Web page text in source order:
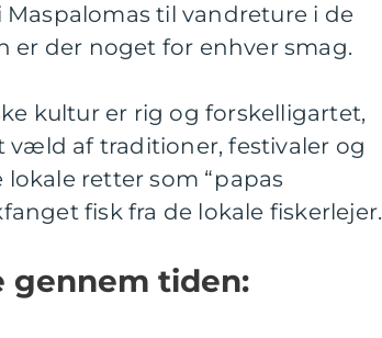
til vandreture i de
er der noget for enhver smag.
kultur er rig og forskelligartet,
væld af traditioner, festivaler og
retter som “papas
fisk fra de lokale fiskerlejer.
gennem tiden: